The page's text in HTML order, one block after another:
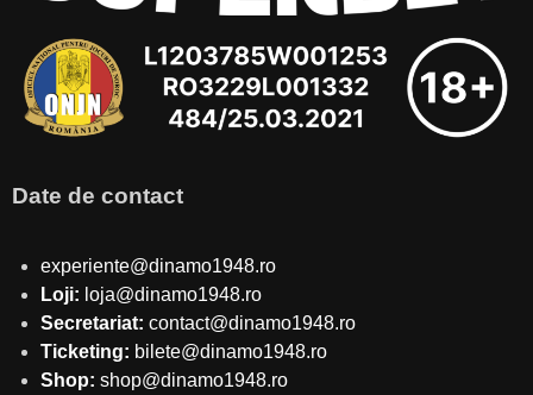
Date de contact
experiente@dinamo1948.ro
Loji: loja@dinamo1948.ro
Secretariat: contact@dinamo1948.ro
Ticketing: bilete@dinamo1948.ro
Shop: shop@dinamo1948.ro